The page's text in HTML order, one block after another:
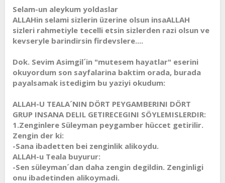
l
a
t
a
n
a
i
h
i
Selam-un aleykum yoldaslar
ALLAHin selami sizlerin üzerine olsun insaALLAH
sizleri rahmetiyle tecelli etsin sizlerden razi olsun ve
kevseryle barindirsin firdevslere....
Dok. Sevim Asimgil´in "mutesem hayatlar" eserini
okuyordum son sayfalarina baktim orada, burada
payalsamak istedigim bu yaziyi okudum:
ALLAH-U TEALA´NIN DÖRT PEYGAMBERINI DÖRT
GRUP INSANA DELIL GETIRECEGINI SÖYLEMISLERDIR:
1.Zenginlere Süleyman peygamber hüccet getirilir.
Zengin der ki:
-Sana ibadetten bei zenginlik alikoydu.
ALLAH-u Teala buyurur:
-Sen süleyman´dan daha zengin degildin. Zenginligi
onu ibadetinden alikoymadi.